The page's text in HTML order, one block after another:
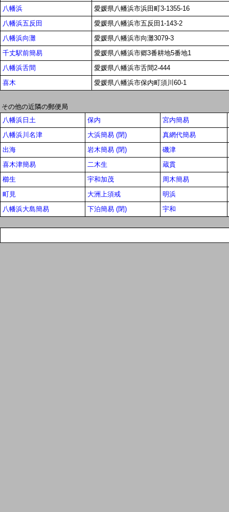
八幡浜
愛媛県八幡浜市浜田町3-1355-16
八幡浜五反田
愛媛県八幡浜市五反田1-143-2
八幡浜向灘
愛媛県八幡浜市向灘3079-3
千丈駅前簡易
愛媛県八幡浜市郷3番耕地5番地1
八幡浜舌間
愛媛県八幡浜市舌間2-444
喜木
愛媛県八幡浜市保内町須川60-1
その他の近隣の郵便局
八幡浜日土
保内
宮内簡易
八幡浜川名津
大浜簡易 (閉)
真網代簡易
出海
岩木簡易 (閉)
磯津
喜木津簡易
二木生
蔵貫
櫛生
宇和加茂
周木簡易
町見
大洲上須戒
明浜
八幡浜大島簡易
下泊簡易 (閉) 宇和